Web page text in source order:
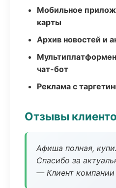
Мобильное
карты
Архив новостей и
чат-бот
Реклама с
Отзывы
Афиша полная,
Спасибо за
— Клиент компании